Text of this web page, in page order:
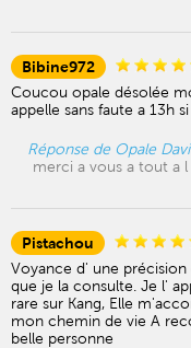
Bibine972
Coucou opale désolée
appelle sans faute a 13h
Réponse de Opale
merci a vous a tout a
Pistachou
Voyance d' une précision
que je la consulte. Je l'
rare sur Kang, Elle
mon chemin de vie A
belle personne